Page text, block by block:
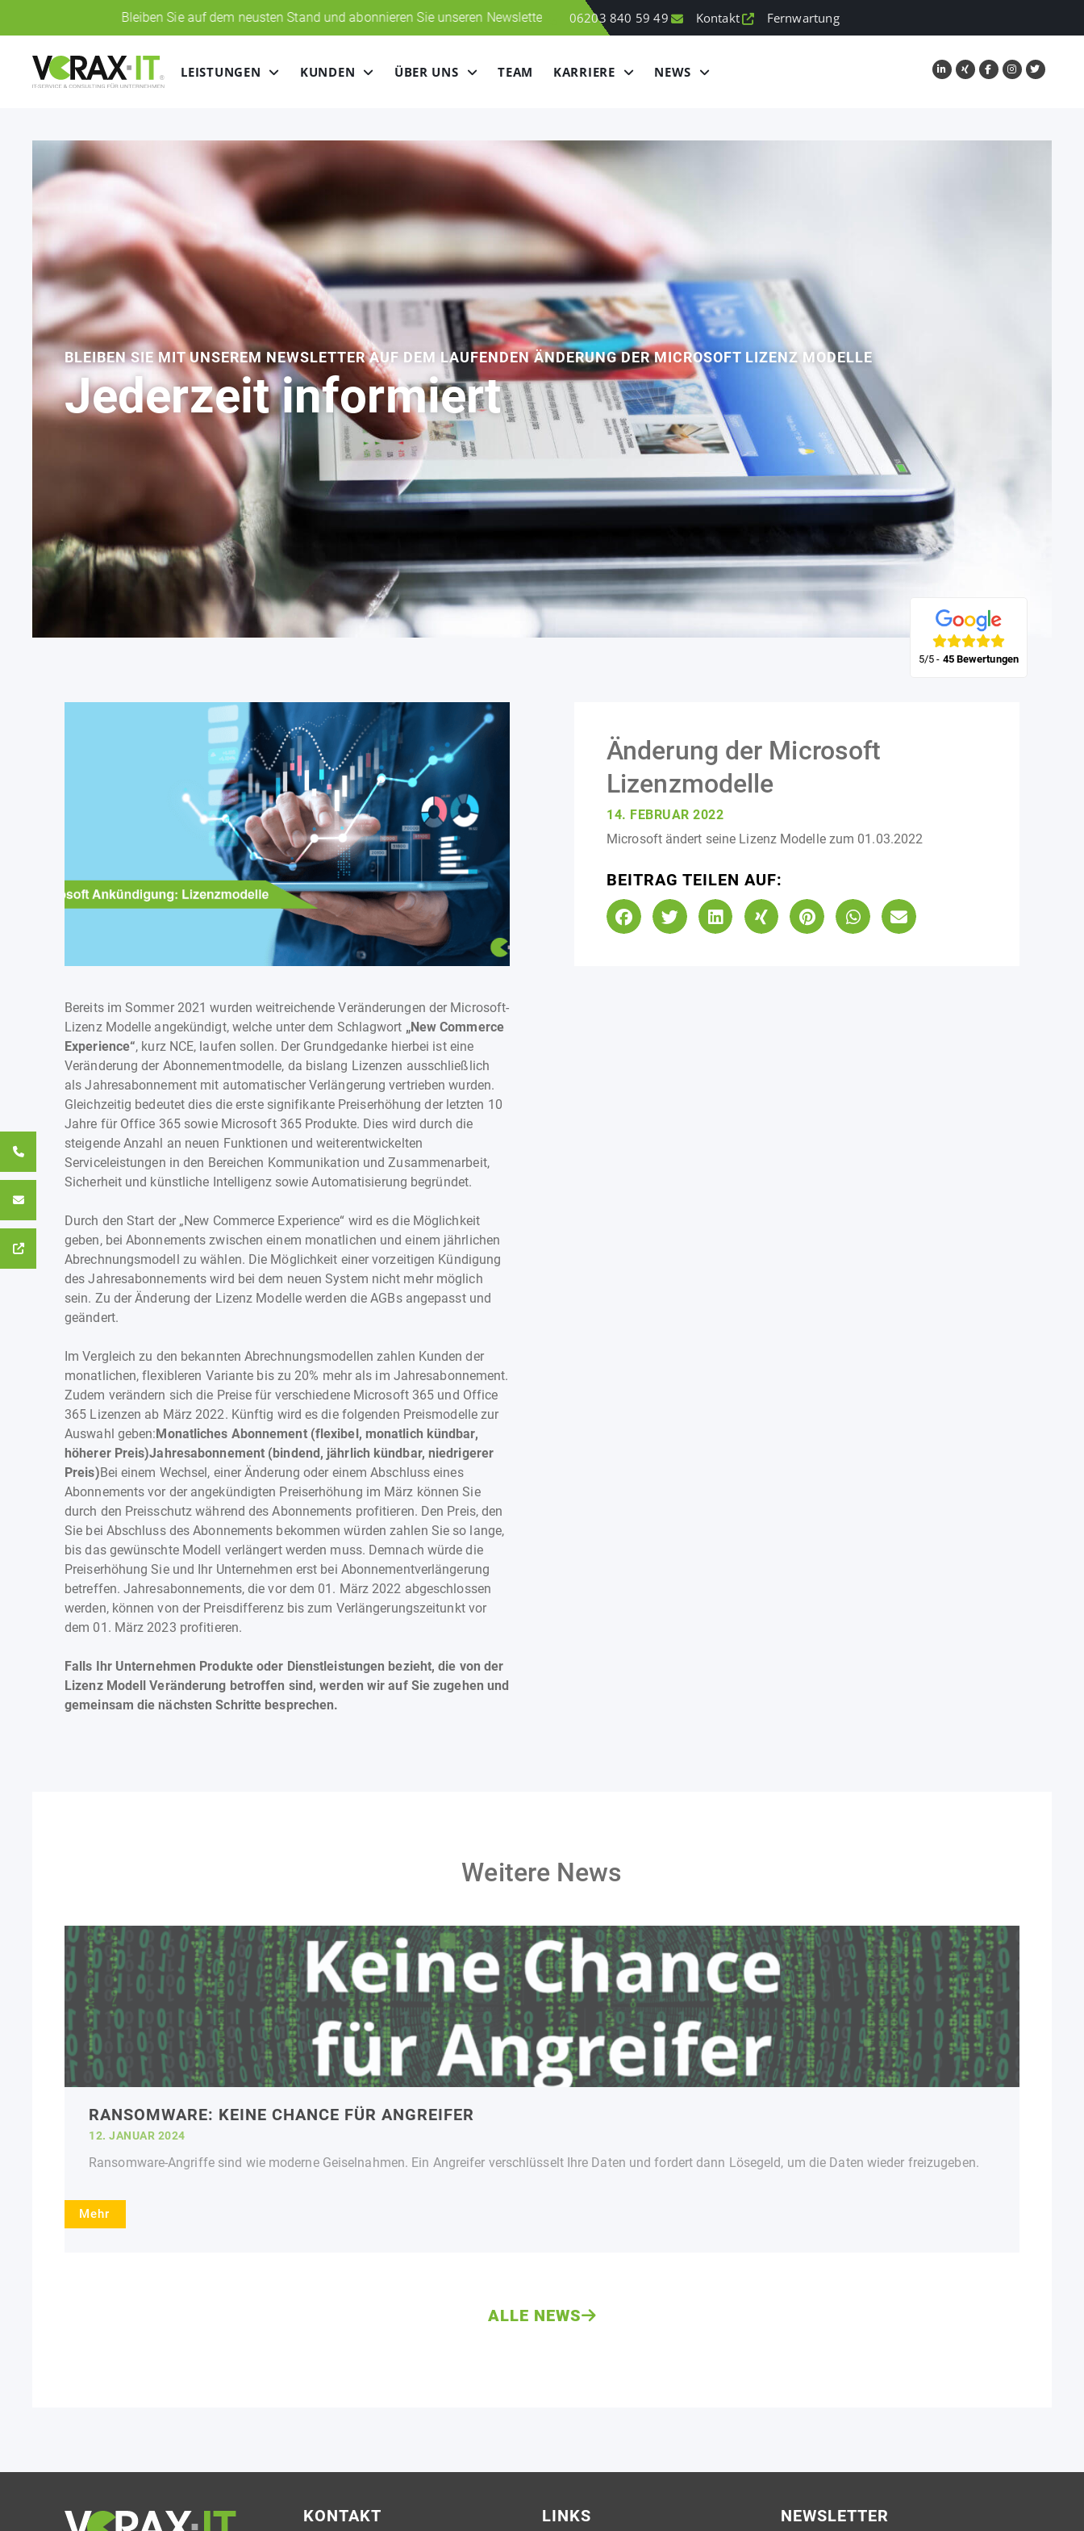
Bleiben Sie auf dem neusten Stand und abonnieren Sie unseren Newsletter! Klicken Sie hier 06203 840 59 49 Kontakt Fernwartung
LEISTUNGEN KUNDEN ÜBER UNS TEAM KARRIERE NEWS
BLEIBEN SIE MIT UNSEREM NEWSLETTER AUF DEM LAUFENDEN ÄNDERUNG DER MICROSOFT LIZENZ MODELLE
Jederzeit informiert
5/5 - 45 Bewertungen
Änderung der Microsoft
Lizenzmodelle
14. FEBRUAR 2022
Microsoft ändert seine Lizenz Modelle zum 01.03.2022
BEITRAG TEILEN AUF:
Bereits im Sommer 2021 wurden weitreichende Veränderungen der Microsoft-
Lizenz Modelle angekündigt, welche unter dem Schlagwort „New Commerce
Experience“, kurz NCE, laufen sollen. Der Grundgedanke hierbei ist eine
Veränderung der Abonnementmodelle, da bislang Lizenzen ausschließlich
als Jahresabonnement mit automatischer Verlängerung vertrieben wurden.
Gleichzeitig bedeutet dies die erste signifikante Preiserhöhung der letzten 10
Jahre für Office 365 sowie Microsoft 365 Produkte. Dies wird durch die
steigende Anzahl an neuen Funktionen und weiterentwickelten
Serviceleistungen in den Bereichen Kommunikation und Zusammenarbeit,
Sicherheit und künstliche Intelligenz sowie Automatisierung begründet.
Durch den Start der „New Commerce Experience“ wird es die Möglichkeit
geben, bei Abonnements zwischen einem monatlichen und einem jährlichen
Abrechnungsmodell zu wählen. Die Möglichkeit einer vorzeitigen Kündigung
des Jahresabonnements wird bei dem neuen System nicht mehr möglich
sein. Zu der Änderung der Lizenz Modelle werden die AGBs angepasst und
geändert.
Im Vergleich zu den bekannten Abrechnungsmodellen zahlen Kunden der
monatlichen, flexibleren Variante bis zu 20% mehr als im Jahresabonnement.
Zudem verändern sich die Preise für verschiedene Microsoft 365 und Office
365 Lizenzen ab März 2022. Künftig wird es die folgenden Preismodelle zur
Auswahl geben:Monatliches Abonnement (flexibel, monatlich kündbar,
höherer Preis)Jahresabonnement (bindend, jährlich kündbar, niedrigerer
Preis)Bei einem Wechsel, einer Änderung oder einem Abschluss eines
Abonnements vor der angekündigten Preiserhöhung im März können Sie
durch den Preisschutz während des Abonnements profitieren. Den Preis, den
Sie bei Abschluss des Abonnements bekommen würden zahlen Sie so lange,
bis das gewünschte Modell verlängert werden muss. Demnach würde die
Preiserhöhung Sie und Ihr Unternehmen erst bei Abonnementverlängerung
betreffen. Jahresabonnements, die vor dem 01. März 2022 abgeschlossen
werden, können von der Preisdifferenz bis zum Verlängerungszeitunkt vor
dem 01. März 2023 profitieren.
Falls Ihr Unternehmen Produkte oder Dienstleistungen bezieht, die von der
Lizenz Modell Veränderung betroffen sind, werden wir auf Sie zugehen und
gemeinsam die nächsten Schritte besprechen.
Weitere News
RANSOMWARE: KEINE CHANCE FÜR ANGREIFER
12. JANUAR 2024
Ransomware-Angriffe sind wie moderne Geiselnahmen. Ein Angreifer verschlüsselt Ihre Daten und fordert dann Lösegeld, um die Daten wieder freizugeben.
Mehr
ALLE NEWS
KONTAKT LINKS NEWSLETTER